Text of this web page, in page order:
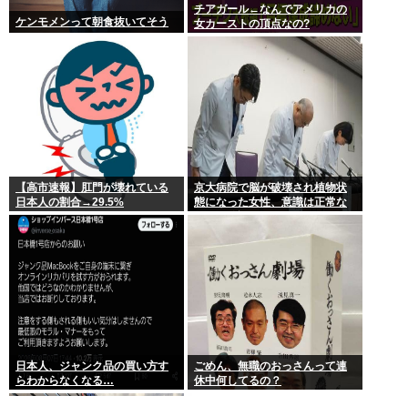
ケンモメンって朝食抜いてそう
チアガール←なんでアメリカの
女カーストの頂点なの?
【高市速報】肛門が壊れている
日本人の割合→29.5%
京大病院で脳が破壊され植物状
態になった女性、意識は正常な
ことが確認されおわる
日本人、ジャンク品の買い方す
らわからなくなる…
ごめん、無職のおっさんって連
休中何してるの？